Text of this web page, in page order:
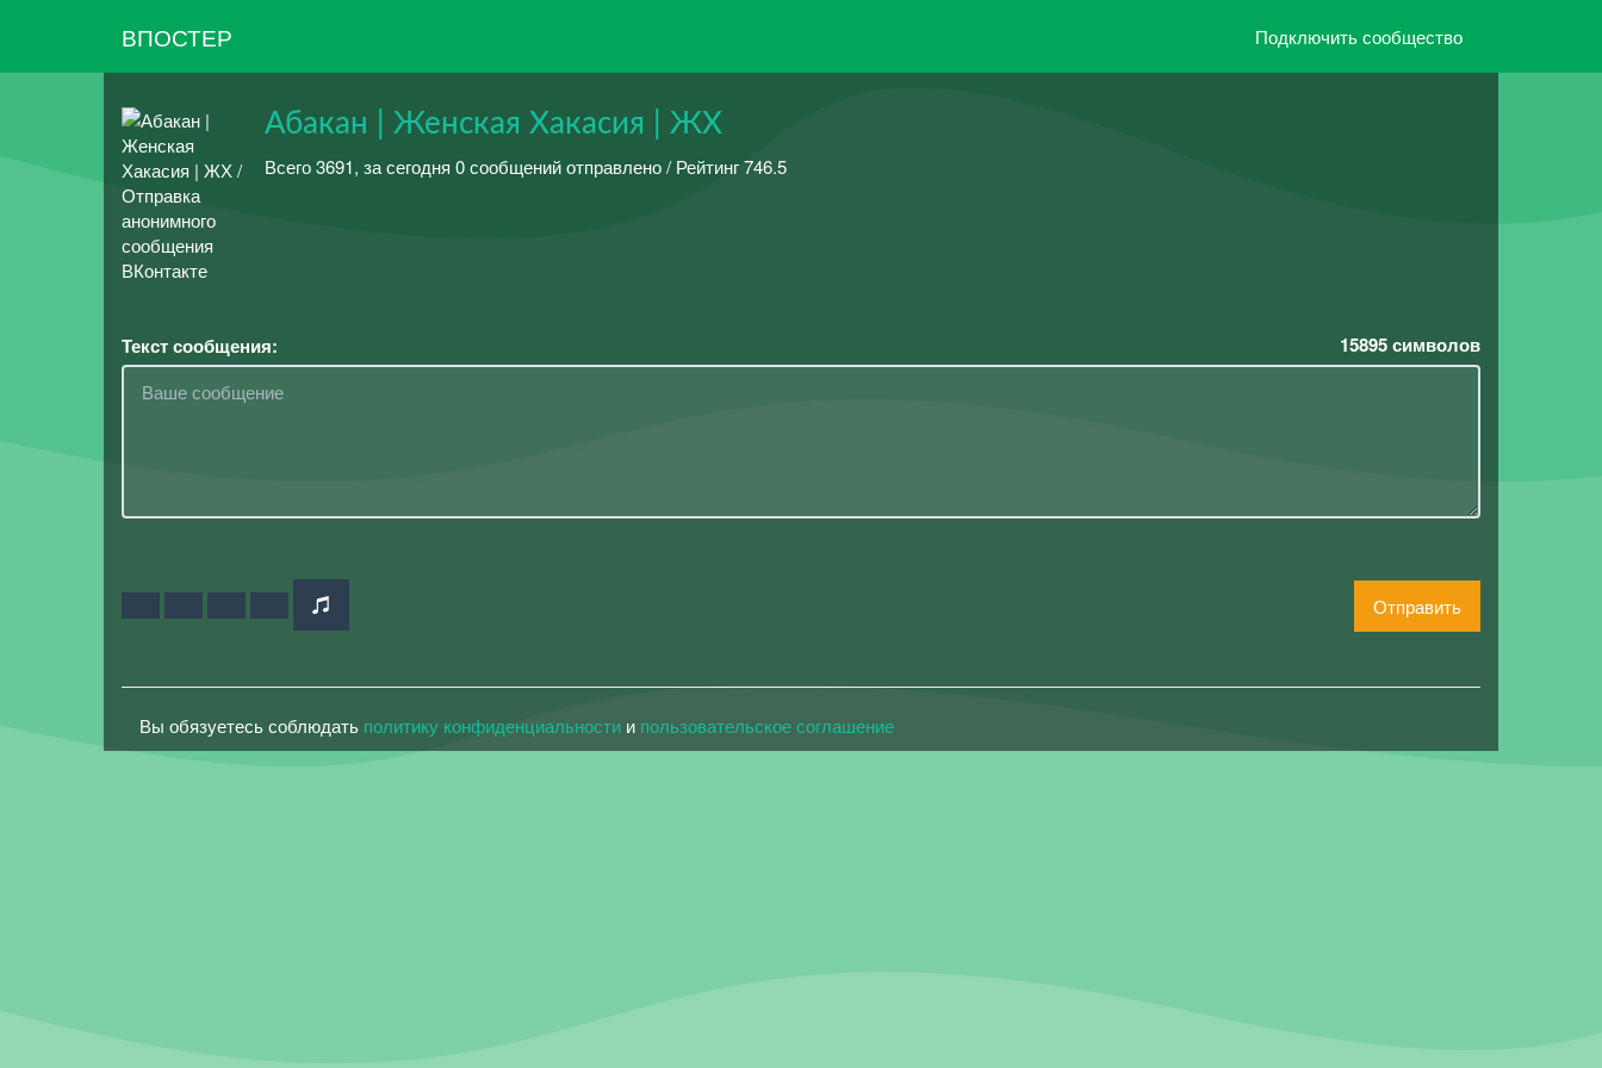
ВПОСТЕР Подключить сообщество
Абакан | Женская Хакасия | ЖХ
Всего 3691, за сегодня 0 сообщений отправлено / Рейтинг 746.5
Текст сообщения: 15895символов
Отправить
Вы обязуетесь соблюдать политику конфиденциальности и пользовательское соглашение